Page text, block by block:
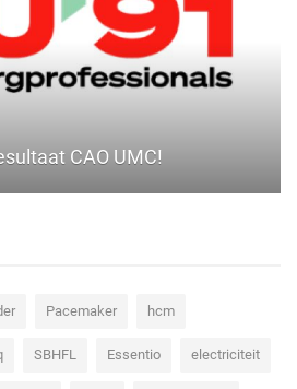
CAO UMC!
Pacemaker hcm
SBHFL Essentio electriciteit